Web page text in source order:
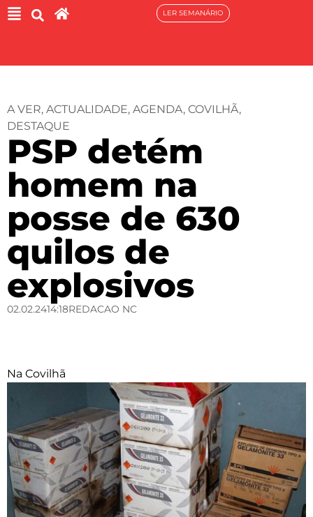
LER SEMANÁRIO
A VER, ACTUALIDADE, AGENDA, COVILHÃ,
DESTAQUE
PSP detém
homem na
posse de 630
quilos de
explosivos
02.02.2414:18REDACAO NC
Na Covilhã